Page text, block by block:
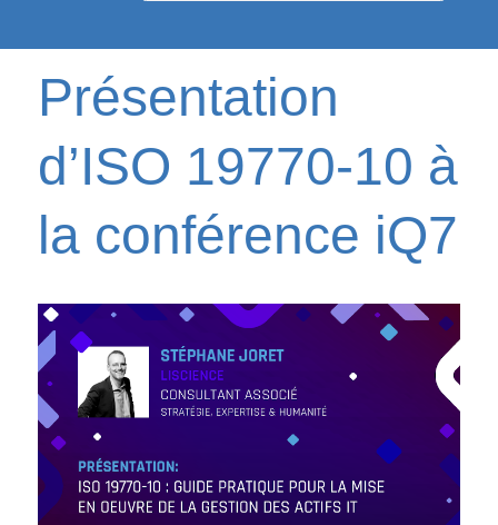
Présentation
d’ISO 19770-10 à
la conférence iQ7